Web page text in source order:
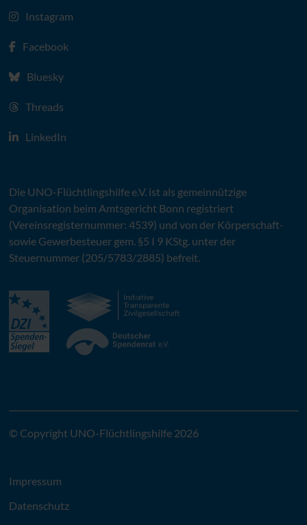
Instagram
Facebook
Bluesky
Threads
LinkedIn
Die UNO-Flüchtlingshilfe e.V.ist als gemeinnützige
Organisation beim Amtsgericht Bonn registriert
(Vereinsregisternummer: 4539) und von der Körperschaft-
sowie Gewerbesteuer gem. §5 I 9 KStg. unter der
Steuernummer (205/5783/2885) befreit.
© Copyright UNO-Flüchtlingshilfe 2026
Impressum
Datenschutz